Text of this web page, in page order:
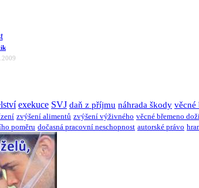
exekuce SVJ daň z příjmu náhrada škody věcné
zvýšení alimentů zvýšení výživného věcné břemeno
poměru dočasná pracovní neschopnost autorské právo